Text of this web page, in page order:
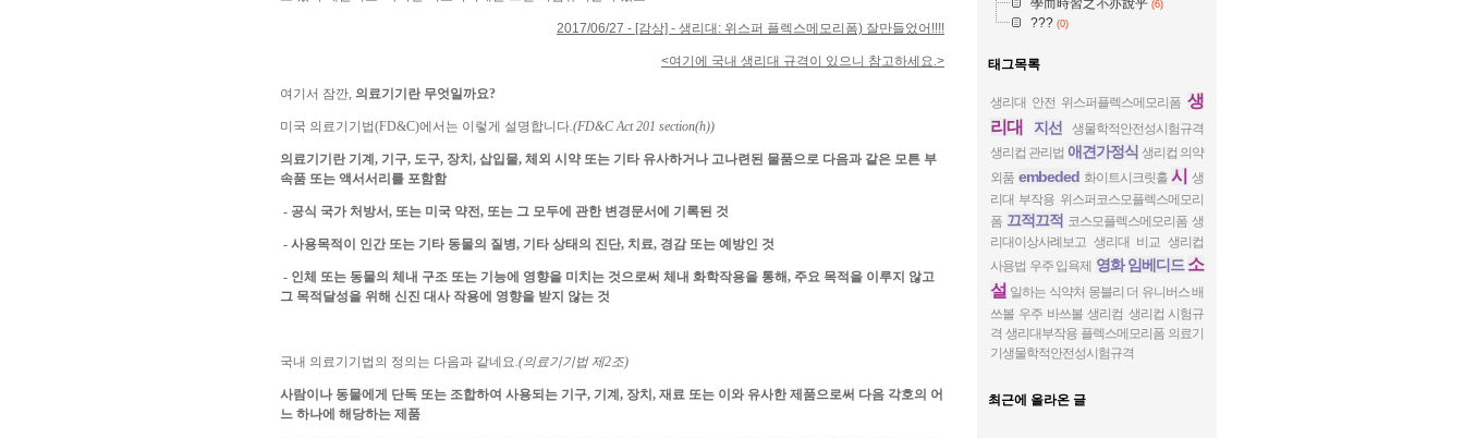
2017/06/27 - [감상] - 생리대: 위스퍼 플렉스메모리폼) 잘만들었어!!!!
<여기에 국내 생리대 규격이 있으니 참고하세요.>
여기서 잠깐, 의료기기란 무엇일까요?
미국 의료기기법(FD&C)에서는 이렇게 설명합니다.(FD&C Act 201 section(h))
의료기기란 기계, 기구, 도구, 장치, 삽입물, 체외 시약 또는 기타 유사하거나 고나련된 물품으로 다음과 같은 모튼 부
속품 또는 액서서리를 포함함
- 공식 국가 처방서, 또는 미국 약전, 또는 그 모두에 관한 변경문서에 기록된 것
- 사용목적이 인간 또는 기타 동물의 질병, 기타 상태의 진단, 치료, 경감 또는 예방인 것
- 인체 또는 동물의 체내 구조 또는 기능에 영향을 미치는 것으로써 체내 화학작용을 통해, 주요 목적을 이루지 않고
그 목적달성을 위해 신진 대사 작용에 영향을 받지 않는 것
국내 의료기기법의 정의는 다음과 같네요.(의료기기법 제2조)
사람이나 동물에게 단독 또는 조합하여 사용되는 기구, 기계, 장치, 재료 또는 이와 유사한 제품으로써 다음 각호의 어
느 하나에 해당하는 제품
(6)
??? (0)
태그목록
생리대 안전 위스퍼플렉스메모리폼 생
리대
지선
생물학적안전성시험규격
생리컵 관리법 애견가정식 생리컵 의약
외품 embeded 화이트시크릿홀 시
생
리대 부작용 위스퍼코스모플렉스메모리
폼 끄적끄적 코스모플렉스메모리폼 생
리대이상사례보고 생리대 비교 생리컵
사용법 우주 입욕제 영화 임베디드 소
설 일하는 식약처 몽블리 더 유니버스 배
쓰볼 우주 바쓰볼 생리컴 생리컵 시험규
격 생리대부작용 플렉스메모리폼 의료기
기생물학적안전성시험규격
최근에 올라온 글